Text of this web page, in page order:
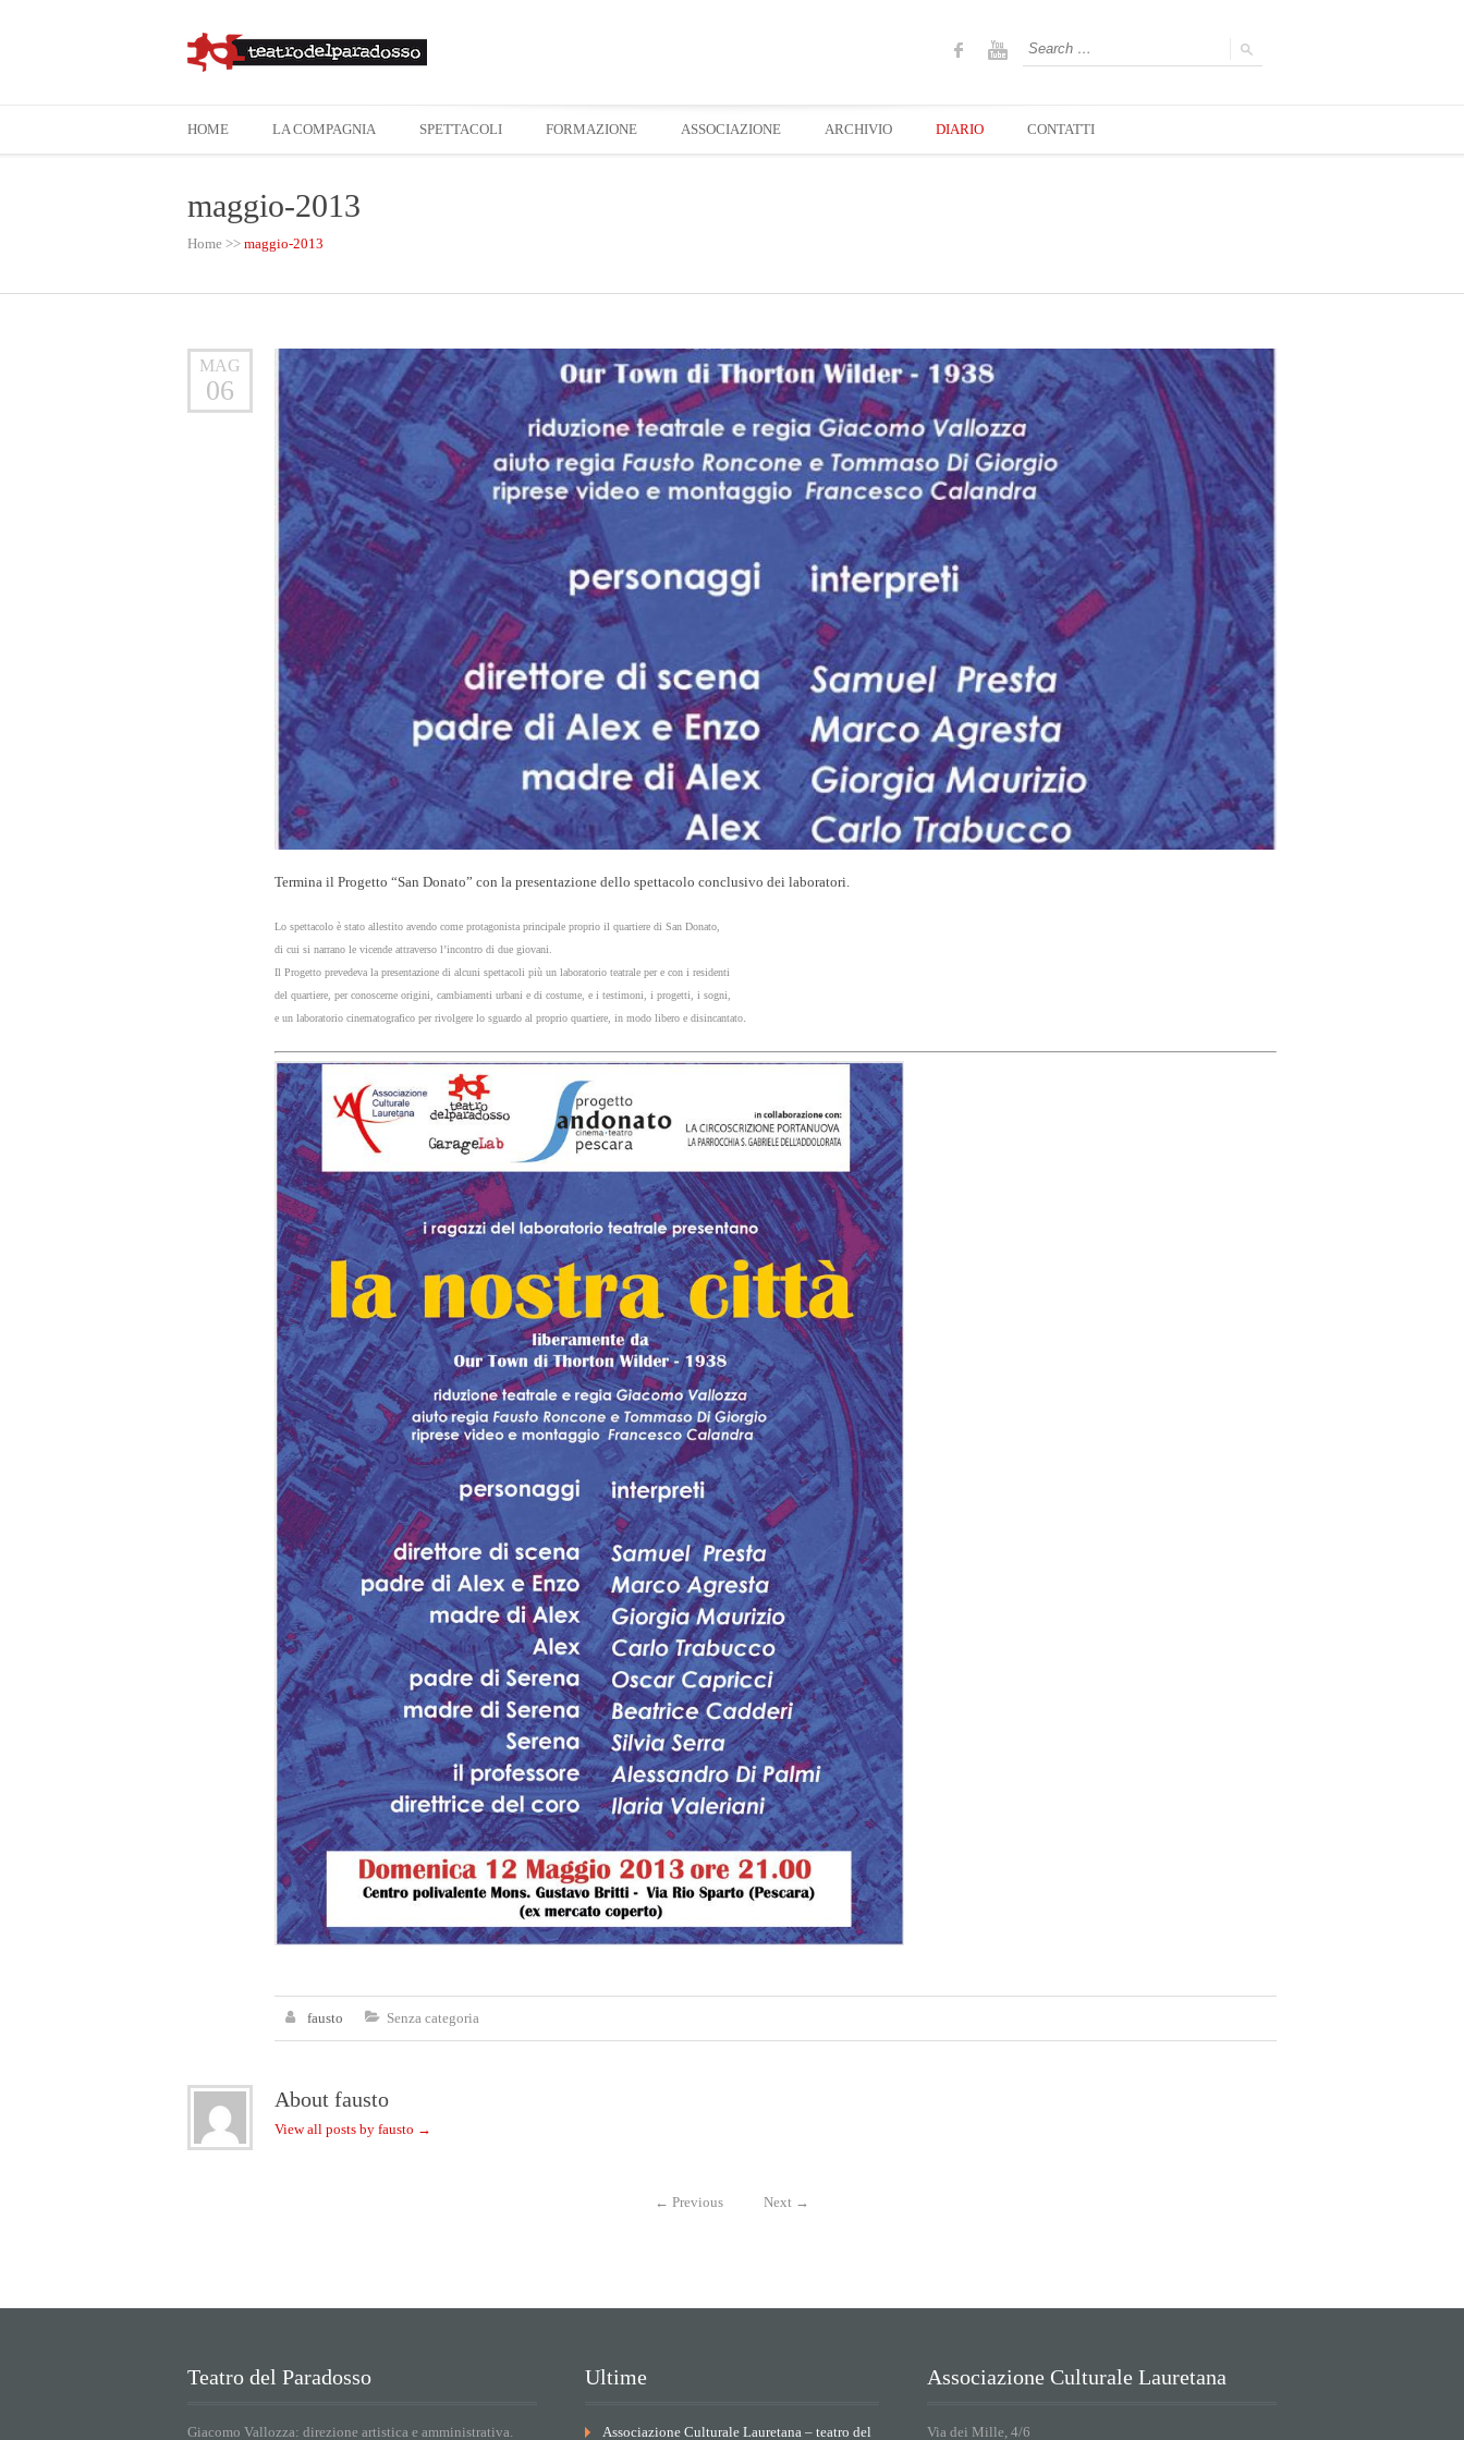
HOME LA COMPAGNIA SPETTACOLI FORMAZIONE ASSOCIAZIONE ARCHIVIO DIARIO CONTATTI
maggio-2013
Home >> maggio-2013
MAG
06
Termina il Progetto “San Donato” con la presentazione dello spettacolo conclusivo dei laboratori.
Lo spettacolo è stato allestito avendo come protagonista principale proprio il quartiere di San Donato,
di cui si narrano le vicende attraverso l’incontro di due giovani.
Il Progetto prevedeva la presentazione di alcuni spettacoli più un laboratorio teatrale per e con i residenti
del quartiere, per conoscerne origini, cambiamenti urbani e di costume, e i testimoni, i progetti, i sogni,
e un laboratorio cinematografico per rivolgere lo sguardo al proprio quartiere, in modo libero e disincantato.
fausto Senza categoria
About fausto
View all posts by fausto →
← Previous Next →
Teatro del Paradosso
Giacomo Vallozza: direzione artistica e amministrativa.
Ultime
Associazione Culturale Lauretana – teatro del
Associazione Culturale Lauretana
Via dei Mille, 4/6